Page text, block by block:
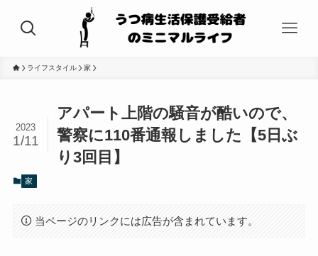
ライフスタイル 家
アパート上階の騒音が酷いので、
警察に110番通報しました【5日ぶ
り3回目】
2023
1/11
家
当ページのリンクには広告が含まれています。